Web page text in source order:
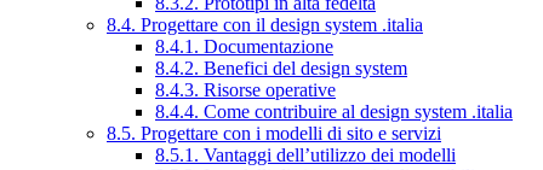
8.4. Progettare con il design system .italia
8.4.1. Documentazione
8.4.2. Benefici del design system
8.4.3. Risorse operative
8.4.4. Come contribuire al design system .italia
8.5. Progettare con i modelli di sito e servizi
8.5.1. Vantaggi dell’utilizzo dei modelli